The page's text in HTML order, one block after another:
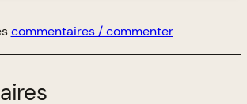
commentaires / commenter